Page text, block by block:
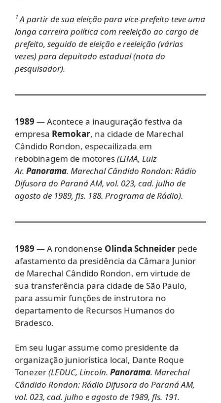
¹ A partir de sua eleição para vice-prefeito teve uma
longa carreira política com reeleição ao cargo de
prefeito, seguido de eleição e reeleição (várias
vezes) para depuitado estadual (nota do
pesquisador).
1989 — Acontece a inauguração festiva da
empresa Remokar, na cidade de Marechal
Cândido Rondon, especailizada em
rebobinagem de motores(LIMA, Luiz
Ar. Panorama. Marechal Cândido Rondon: Rádio
Difusora do Paraná AM, vol. 023, cad. julho de
agosto de 1989, fls. 188. Programa de Rádio).
1989 — A rondonense Olinda Schneider pede
afastamento da presidência da Câmara Junior
de Marechal Cândido Rondon, em virtude de
sua transferência para cidade de São Paulo,
para assumir funções de instrutora no
departamento de Recursos Humanos do
Bradesco.
Em seu lugar assume como presidente da
organização juniorística local, Dante Roque
Tonezer(LEDUC, Lincoln. Panorama. Marechal
Cândido Rondon: Rádio Difusora do Paraná AM,
vol. 023, cad. julho e agosto de 1989, fls. 191.